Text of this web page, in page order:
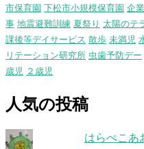
市保育園 下松市小規模保育園 企
事 地震避難訓練 夏祭り 太陽のテ
課後等デイサービス 散歩 未満児
リテーション研究所 虫歯予防デー
歳児 ２歳児
人気の投稿
はらぺこあ